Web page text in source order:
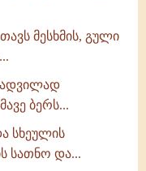
მესხმის, გული
ადვილად
ბერს...
სხეულის
სათნო და...